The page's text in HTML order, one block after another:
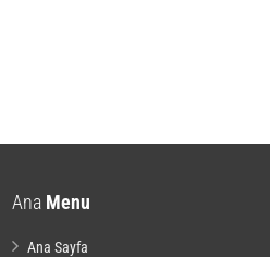
Ana Menu
Ana Sayfa